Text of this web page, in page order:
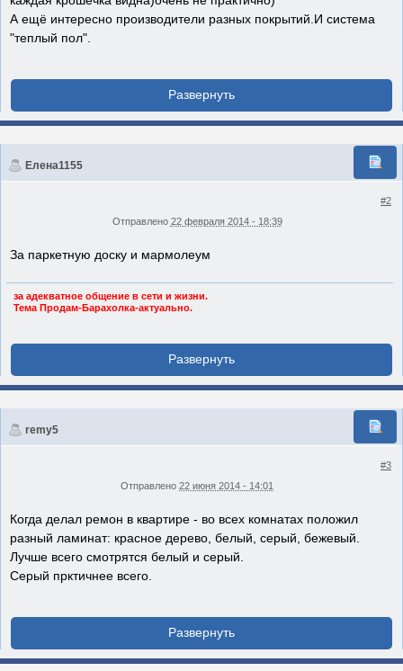
А ещё интересно производители разных покрытий.И система
"теплый пол".
Елена1155
#2
Отправлено 22 февраля 2014 - 18:39
За паркетную доску и мармолеум
за адекватное общение в сети и жизни.
Тема Продам-Барахолка-актуально.
remy5
#3
Отправлено 22 июня 2014 - 14:01
Когда делал ремон в квартире - во всех комнатах положил
разный ламинат: красное дерево, белый, серый, бежевый.
Лучше всего смотрятся белый и серый.
Серый прктичнее всего.